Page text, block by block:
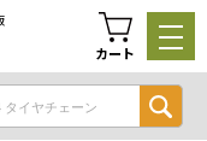
カート